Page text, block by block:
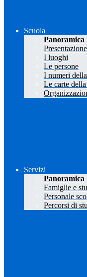
Scuola
Panoramica
Presentazione
I luoghi
Le persone
I numeri
Le carte
Servizi
Panoramica
Famiglie e
Personale
Percorsi di